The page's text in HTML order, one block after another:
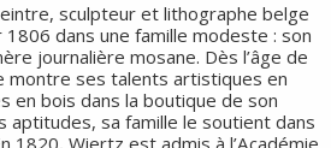
sculpteur et lithographe belge
dans une famille modeste : son
journalière mosane. Dès l’âge de
montre ses talents artistiques en
en bois dans la boutique de son
aptitudes, sa famille le soutient dans